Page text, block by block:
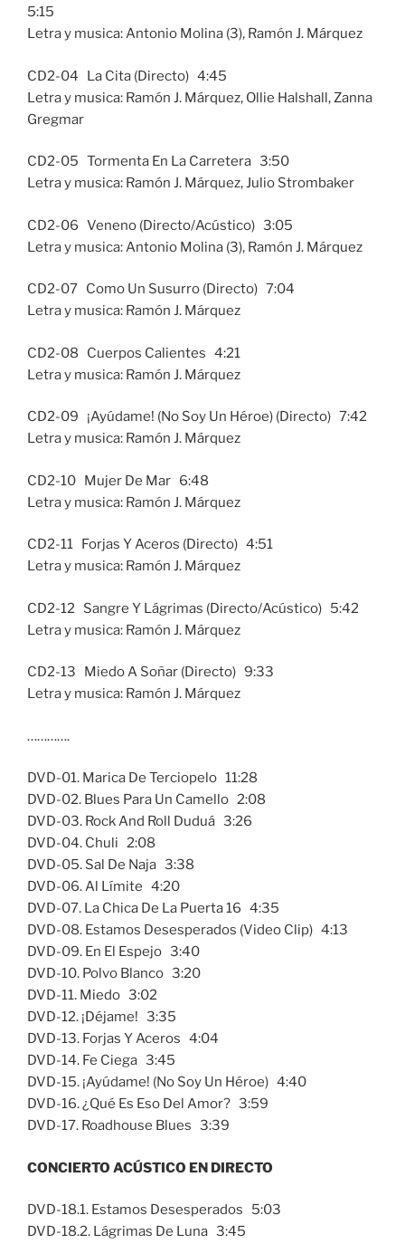
5:15
Letra y musica: Antonio Molina (3), Ramón J. Márquez
CD2-04 La Cita (Directo) 4:45
Letra y musica: Ramón J. Márquez, Ollie Halshall, Zanna
Gregmar
CD2-05 Tormenta En La Carretera 3:50
Letra y musica: Ramón J. Márquez, Julio Strombaker
CD2-06 Veneno (Directo/Acústico) 3:05
Letra y musica: Antonio Molina (3), Ramón J. Márquez
CD2-07 Como Un Susurro (Directo) 7:04
Letra y musica: Ramón J. Márquez
CD2-08 Cuerpos Calientes 4:21
Letra y musica: Ramón J. Márquez
CD2-09 ¡Ayúdame! (No Soy Un Héroe) (Directo) 7:42
Letra y musica: Ramón J. Márquez
CD2-10 Mujer De Mar 6:48
Letra y musica: Ramón J. Márquez
CD2-11 Forjas Y Aceros (Directo) 4:51
Letra y musica: Ramón J. Márquez
CD2-12 Sangre Y Lágrimas (Directo/Acústico) 5:42
Letra y musica: Ramón J. Márquez
CD2-13 Miedo A Soñar (Directo) 9:33
Letra y musica: Ramón J. Márquez
………….
DVD-01. Marica De Terciopelo 11:28
DVD-02. Blues Para Un Camello 2:08
DVD-03. Rock And Roll Duduá 3:26
DVD-04. Chuli 2:08
DVD-05. Sal De Naja 3:38
DVD-06. Al Límite 4:20
DVD-07. La Chica De La Puerta 16 4:35
DVD-08. Estamos Desesperados (Video Clip) 4:13
DVD-09. En El Espejo 3:40
DVD-10. Polvo Blanco 3:20
DVD-11. Miedo 3:02
DVD-12. ¡Déjame! 3:35
DVD-13. Forjas Y Aceros 4:04
DVD-14. Fe Ciega 3:45
DVD-15. ¡Ayúdame! (No Soy Un Héroe) 4:40
DVD-16. ¿Qué Es Eso Del Amor? 3:59
DVD-17. Roadhouse Blues 3:39
CONCIERTO ACÚSTICO EN DIRECTO
DVD-18.1. Estamos Desesperados 5:03
DVD-18.2. Lágrimas De Luna 3:45